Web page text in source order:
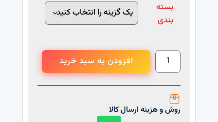
بسته
بندی
افزودن به سبد خرید
روش و هزینه ارسال کالا